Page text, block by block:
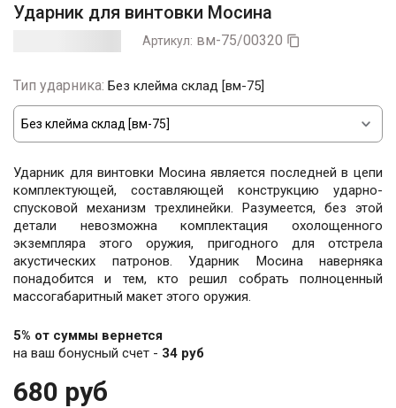
Ударник для винтовки Мосина
Артикул: вм-75/00320 
Тип ударника: Без клейма склад [вм-75]
Ударник для винтовки Мосина является последней в цепи
комплектующей, составляющей конструкцию ударно-
спусковой механизм трехлинейки. Разумеется, без этой
детали невозможна комплектация охолощенного
экземпляра этого оружия, пригодного для отстрела
акустических патронов. Ударник Мосина наверняка
понадобится и тем, кто решил собрать полноценный
массогабаритный макет этого оружия.
5% от суммы вернется
на ваш бонусный счет - 34 руб
680 руб